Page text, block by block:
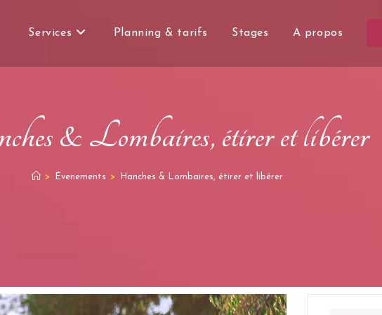
Services Planning & tarifs Stages A propos
& Lombaires, étirer et libérer
> Évenements > Hanches & Lombaires, étirer et libérer